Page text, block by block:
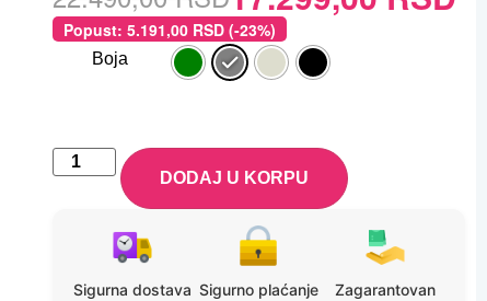
ocene kupca
Popust: 5.191,00 RSD (-23%)
Boja
DODAJ U KORPU
Sigurna dostava Sigurno plaćanje
Zagarantovan